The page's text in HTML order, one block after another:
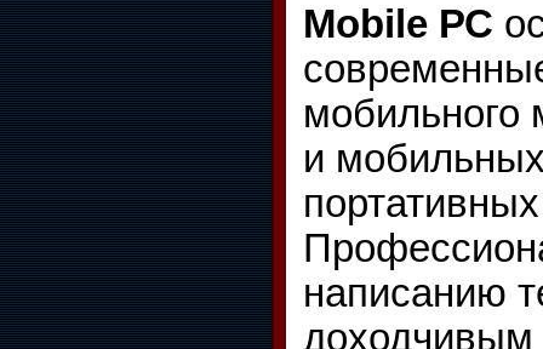
Mobile РС
мобильного
и
написанию
доходчивым